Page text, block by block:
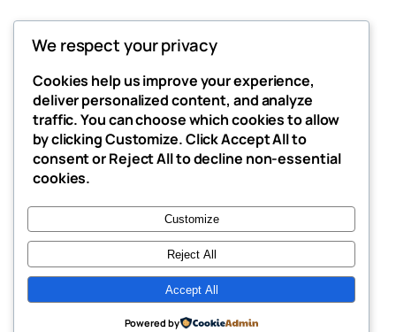
Thunder Feeds
你最喜欢的电子游戏和攻略杂志
博客
关于
常见问题
作者
事件
样板
主题
二〇二五 以WordPress设计
We respect your privacy
Cookies help us improve your experience,
deliver personalized content, and analyze
traffic. You can choose which cookies to allow
by clickingCustomize. ClickAccept Allto
consent orReject Allto decline non-essential
cookies.
Customize
Reject All
Accept All
Powered by